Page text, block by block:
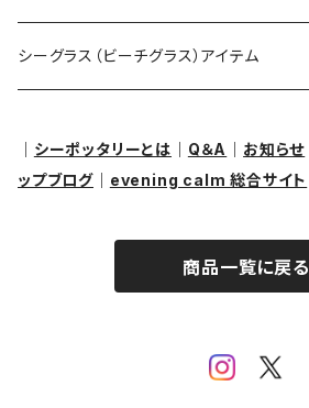
ペンダントヘッド（トップ）
リング
クラフト用
オブジェ・置物
シーグラス（ビーチグラス）アイテム
シーポッタリーとは Q＆A お知らせ
ップブログ
evening calm 総合サイト
商品一覧に戻る